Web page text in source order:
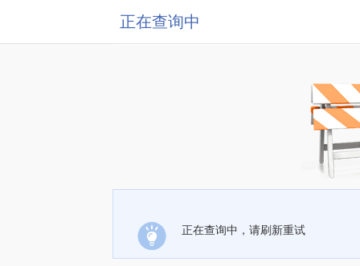
正在查询中
正在查询中，请刷新重试